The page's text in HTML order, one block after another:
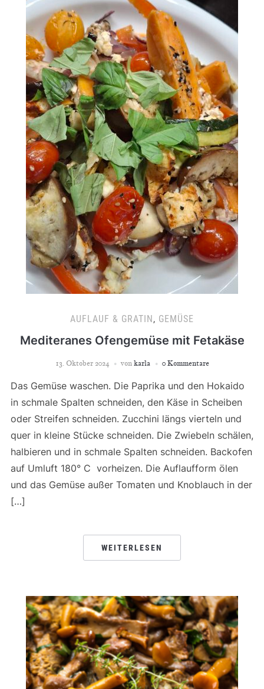
AUFLAUF & GRATIN, GEMÜSE
Mediteranes Ofengemüse mit Fetakäse
13. Oktober 2024 von karla 0 Kommentare
Das Gemüse waschen. Die Paprika und den Hokaido
in schmale Spalten schneiden, den Käse in Scheiben
oder Streifen schneiden. Zucchini längs vierteln und
quer in kleine Stücke schneiden. Die Zwiebeln schälen,
halbieren und in schmale Spalten schneiden. Backofen
auf Umluft 180° C vorheizen. Die Auflaufform ölen
und das Gemüse außer Tomaten und Knoblauch in der
[…]
WEITERLESEN